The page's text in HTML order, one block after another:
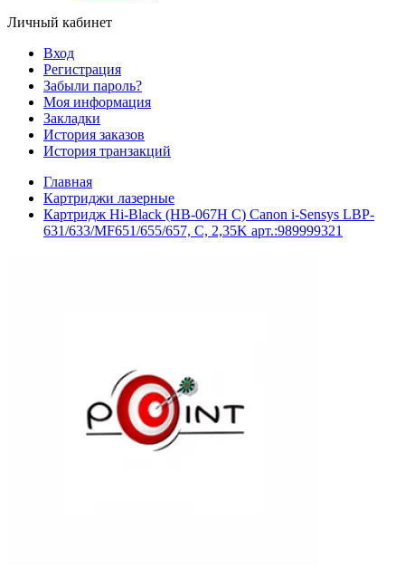
Личный кабинет
Вход
Регистрация
Забыли пароль?
Моя информация
Закладки
История заказов
История транзакций
Главная
Картриджи лазерные
Картридж Hi-Black (HB-067H C) Canon i-Sensys LBP-
631/633/MF651/655/657, C, 2,35K арт.:989999321